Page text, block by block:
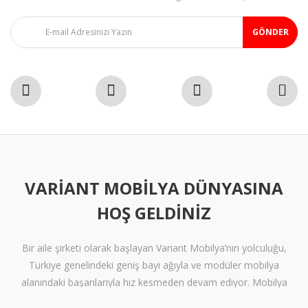
GÖNDER
VARIANT MOBILYA DÜNYASINA
HOŞ GELDINIZ
Bir aile şirketi olarak başlayan Variant Mobilya’nın yolculuğu,
Türkiye genelindeki geniş bayi ağıyla ve modüler mobilya
alanındaki başarılarıyla hız kesmeden devam ediyor. Mobilya